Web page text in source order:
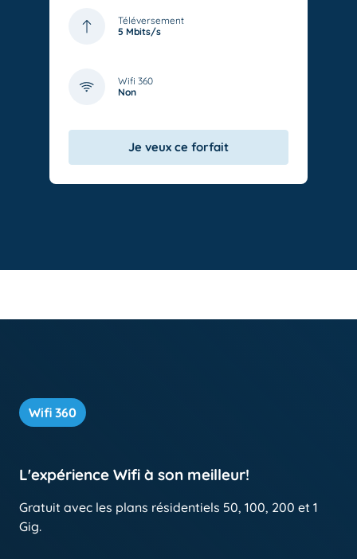
Téléversement
5 Mbits/s
Wifi 360
Non
Je veux ce forfait
Wifi 360
L'expérience Wifi à son meilleur!
Gratuit avec les plans résidentiels 50, 100, 200 et 1
Gig.